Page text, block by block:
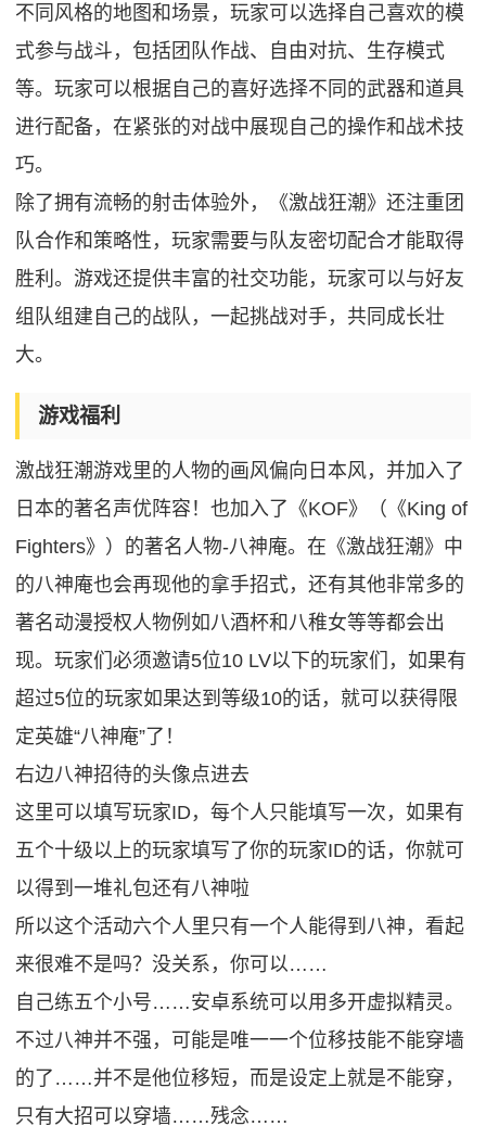
不同风格的地图和场景，玩家可以选择自己喜欢的模
式参与战斗，包括团队作战、自由对抗、生存模式
等。玩家可以根据自己的喜好选择不同的武器和道具
进行配备，在紧张的对战中展现自己的操作和战术技
巧。
除了拥有流畅的射击体验外，《激战狂潮》还注重团
队合作和策略性，玩家需要与队友密切配合才能取得
胜利。游戏还提供丰富的社交功能，玩家可以与好友
组队组建自己的战队，一起挑战对手，共同成长壮
大。
游戏福利
激战狂潮游戏里的人物的画风偏向日本风，并加入了
日本的著名声优阵容！也加入了《KOF》（《King of
Fighters》）的著名人物-八神庵。在《激战狂潮》中
的八神庵也会再现他的拿手招式，还有其他非常多的
著名动漫授权人物例如八酒杯和八稚女等等都会出
现。玩家们必须邀请5位10 LV以下的玩家们，如果有
超过5位的玩家如果达到等级10的话，就可以获得限
定英雄“八神庵”了！
右边八神招待的头像点进去
这里可以填写玩家ID，每个人只能填写一次，如果有
五个十级以上的玩家填写了你的玩家ID的话，你就可
以得到一堆礼包还有八神啦
所以这个活动六个人里只有一个人能得到八神，看起
来很难不是吗？没关系，你可以……
自己练五个小号……安卓系统可以用多开虚拟精灵。
不过八神并不强，可能是唯一一个位移技能不能穿墙
的了……并不是他位移短，而是设定上就是不能穿，
只有大招可以穿墙……残念……